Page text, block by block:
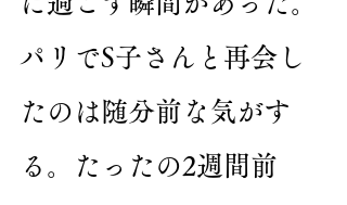
パリでS子さんと再会し
たのは随分前な気がす
る。たったの2週間前